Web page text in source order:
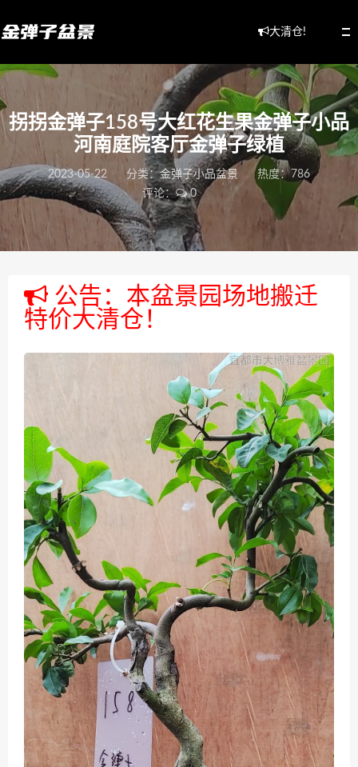
大清仓!
拐拐金弹子158号大红花生果金弹子小品
河南庭院客厅金弹子绿植
2023-05-22 分类：金弹子小品盆景
热度：786
评论：
0
公告：本盆景园场地搬迁
特价大清仓！